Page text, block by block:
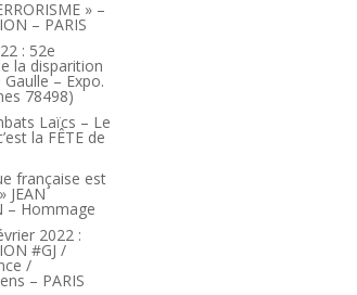
» –
– PARIS
: 52e
la disparition
– Expo.
78498)
Laïcs – Le
la FÊTE de
française est
JEAN
– Hommage
2022 :
#GJ /
/
– PARIS